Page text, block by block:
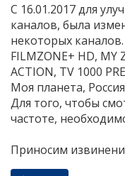
С 16.01.2017 для
каналов, была
некоторых каналов.
FILMZONE+ HD, MY
ACTION, TV 1000
Моя планета,
Для того, чтобы
частоте,
Приносим